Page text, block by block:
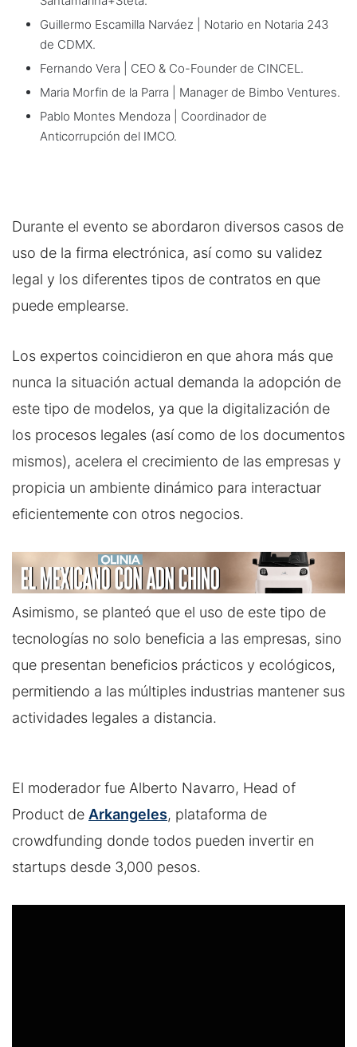
Guillermo Escamilla Narváez | Notario en Notaria 243
de CDMX.
Fernando Vera | CEO & Co-Founder de CINCEL.
Maria Morfin de la Parra | Manager de Bimbo Ventures.
Pablo Montes Mendoza | Coordinador de
Anticorrupción del IMCO.
Durante el evento se abordaron diversos casos de
uso de la firma electrónica, así como su validez
legal y los diferentes tipos de contratos en que
puede emplearse.
Los expertos coincidieron en que ahora más que
nunca la situación actual demanda la adopción de
este tipo de modelos, ya que la digitalización de
los procesos legales (así como de los documentos
mismos), acelera el crecimiento de las empresas y
propicia un ambiente dinámico para interactuar
eficientemente con otros negocios.
Asimismo, se planteó que el uso de este tipo de
tecnologías no solo beneficia a las empresas, sino
que presentan beneficios prácticos y ecológicos,
permitiendo a las múltiples industrias mantener sus
actividades legales a distancia.
El moderador fue Alberto Navarro, Head of
Product de Arkangeles, plataforma de
crowdfunding donde todos pueden invertir en
startups desde 3,000 pesos.